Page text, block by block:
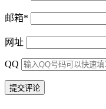
邮箱*
网址
QQ